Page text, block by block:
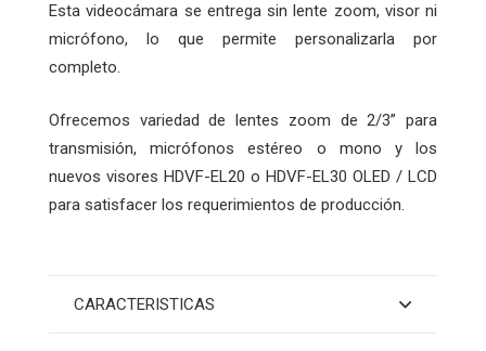
Esta videocámara se entrega sin lente zoom, visor ni
micrófono, lo que permite personalizarla por
completo.
Ofrecemos variedad de lentes zoom de 2/3’’ para
transmisión, micrófonos estéreo o mono y los
nuevos visores HDVF-EL20 o HDVF-EL30 OLED / LCD
para satisfacer los requerimientos de producción.
CARACTERISTICAS